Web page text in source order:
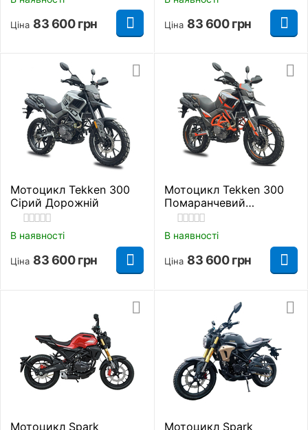
Ціна 83 600 грн Ціна 83 600 грн
Мотоцикл Tekken 300
Сірий Дорожній
В наявності
Ціна 83 600 грн
Мотоцикл Tekken 300
Помаранчевий
Дорожній
В наявності
Ціна 83 600 грн
Мотоцикл Spark
Мотоцикл Spark